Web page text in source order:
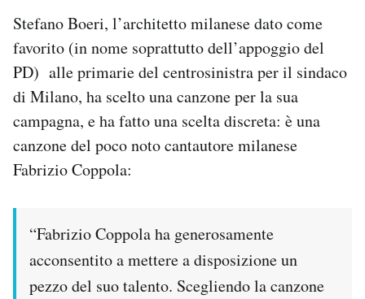
I MIEI PREFERITI
SHOP
CALENDARIO
Area Personale
Newsletter
Notifiche mobile
Stefano Boeri, l’architetto milanese dato come
favorito (in nome soprattutto dell’appoggio del
PD) alle primarie del centrosinistra per il sindaco
di Milano, ha scelto una canzone per la sua
campagna, e ha fatto una scelta discreta: è una
canzone del poco noto cantautore milanese
Fabrizio Coppola:
“Fabrizio Coppola ha generosamente
acconsentito a mettere a disposizione un
pezzo del suo talento. Scegliendo la canzone